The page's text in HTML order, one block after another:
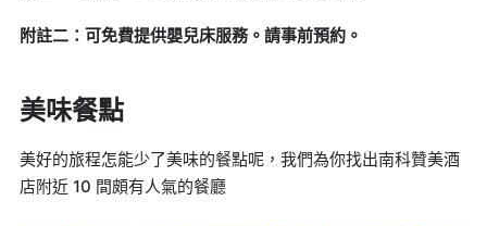
附註二：可免費提供嬰兒床服務。請事前預約。
美味餐點
美好的旅程怎能少了美味的餐點呢，我們為你找出南科贊美酒
店附近 10 間頗有人氣的餐廳